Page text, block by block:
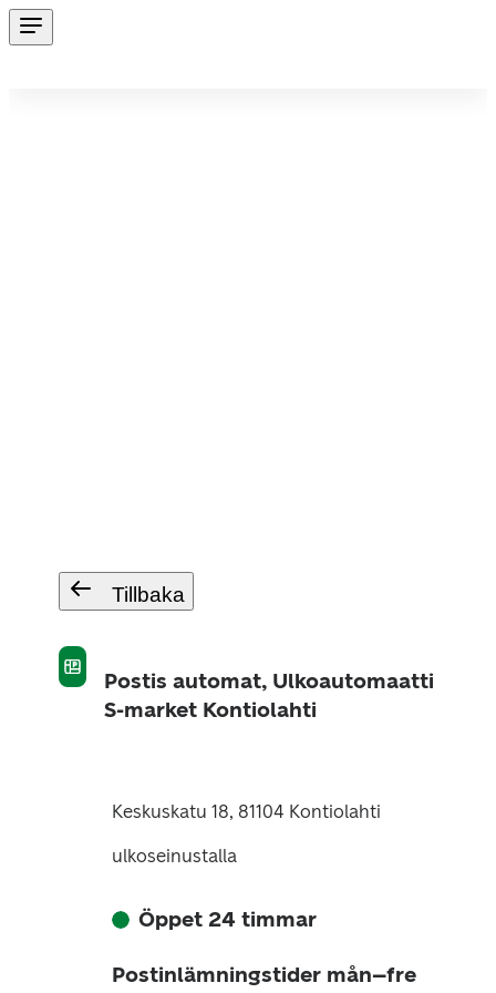
Tillbaka
Postis automat, Ulkoautomaatti
S-market Kontiolahti
Keskuskatu 18, 81104 Kontiolahti
ulkoseinustalla
Öppet 24 timmar
Postinlämningstider mån–fre